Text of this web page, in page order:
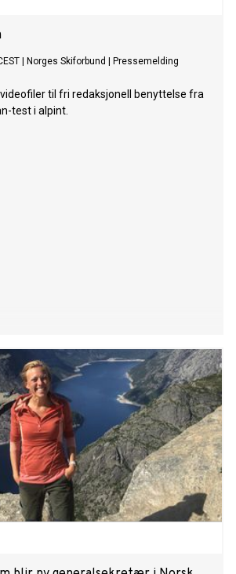
Norges Skiforbund Pressemelding
til fri redaksjonell benyttelse fra
test i alpint.